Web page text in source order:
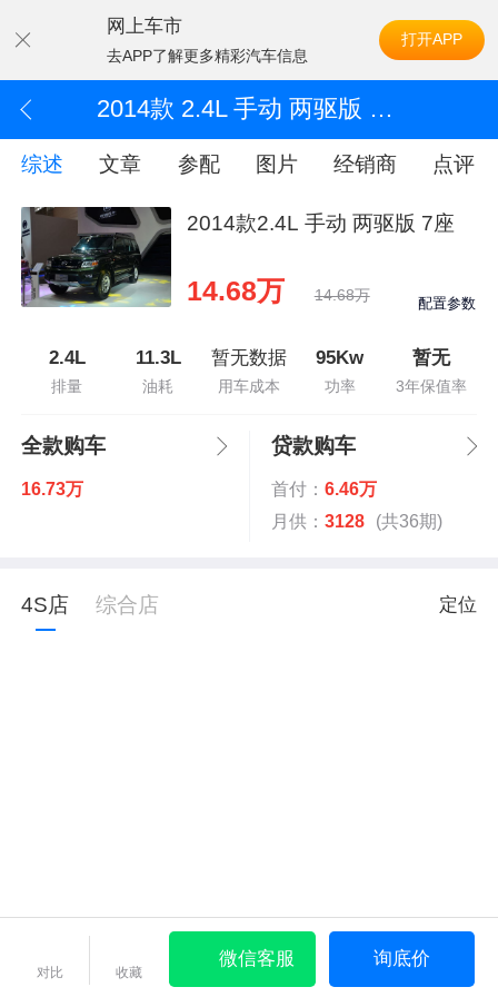
网上车市
去APP了解更多精彩汽车信息
打开APP
2014款 2.4L 手动 两驱版 7座
综述 文章 参配 图片 经销商 点评
2014款2.4L 手动 两驱版 7座
14.68万 14.68万 配置参数
2.4L
排量
11.3L
油耗
暂无数据
用车成本
95Kw
功率
暂无
3年保值率
全款购车
16.73万
贷款购车
首付： 6.46万
月供： 3128 (共36期)
4S店 综合店 定位
对比 收藏
微信客服 询底价